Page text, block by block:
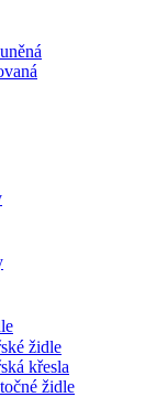
židle
křesla
židle